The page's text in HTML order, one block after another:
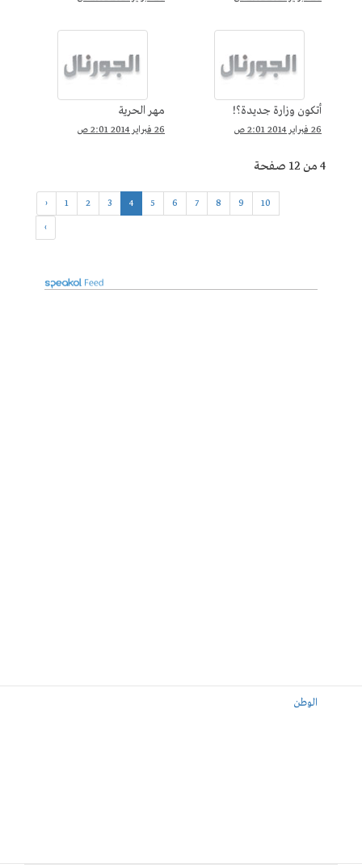
أتكون وزارة جديدة؟!
26 فبراير 2014 2:01 ص
مهر الحرية
26 فبراير 2014 2:01 ص
4 من 12 صفحة
‹ 1 2 3 4 5 6 7 8 9 10
›
الوطن